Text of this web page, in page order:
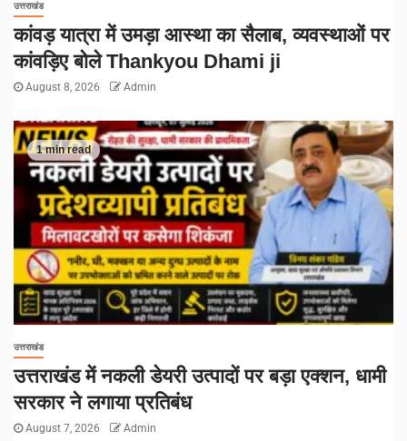
उत्तराखंड
कांवड़ यात्रा में उमड़ा आस्था का सैलाब, व्यवस्थाओं पर
कांवड़िए बोले Thankyou Dhami ji
August 8, 2026 Admin
1 min read
उत्तराखंड
उत्तराखंड में नकली डेयरी उत्पादों पर बड़ा एक्शन, धामी
सरकार ने लगाया प्रतिबंध
August 7, 2026 Admin